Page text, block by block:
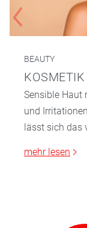
BEAUTY
Sensible Haut
und
lässt sich das
mehr lesen